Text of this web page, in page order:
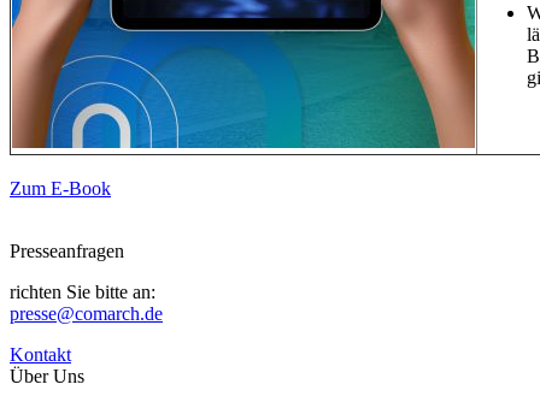
Zum E-Book
Presseanfragen
richten Sie bitte an:
presse@comarch.de
Kontakt
Über Uns